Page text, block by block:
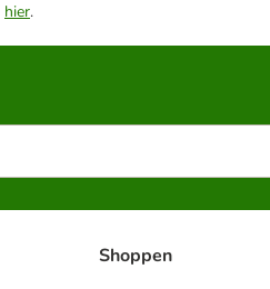
hier.
Shoppen